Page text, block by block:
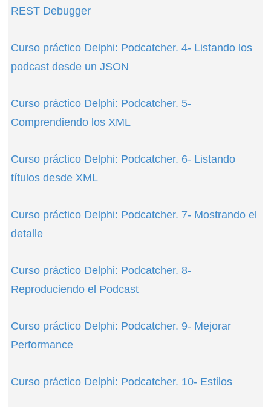
REST Debugger
Curso práctico Delphi: Podcatcher. 4- Listando los
podcast desde un JSON
Curso práctico Delphi: Podcatcher. 5-
Comprendiendo los XML
Curso práctico Delphi: Podcatcher. 6- Listando
títulos desde XML
Curso práctico Delphi: Podcatcher. 7- Mostrando el
detalle
Curso práctico Delphi: Podcatcher. 8-
Reproduciendo el Podcast
Curso práctico Delphi: Podcatcher. 9- Mejorar
Performance
Curso práctico Delphi: Podcatcher. 10- Estilos